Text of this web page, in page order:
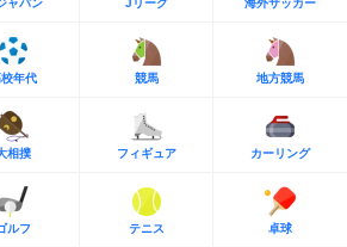
ャパン Jリーグ 海外サッカー
年代 競馬 地方競馬
相撲 フィギュア カーリング
ルフ テニス 卓球